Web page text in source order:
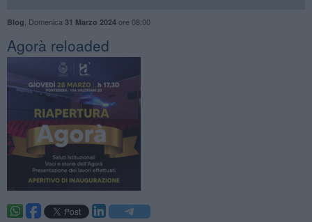
Blog Domenica 31 Marzo 2024ore 08:00
​Agorà reloaded